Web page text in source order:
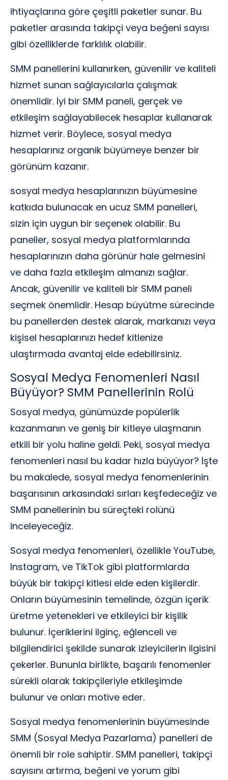
ihtiyaçlarına göre çeşitli paketler sunar. Bu
paketler arasında takipçi veya beğeni sayısı
gibi özelliklerde farklılık olabilir.
SMM panellerini kullanırken, güvenilir ve kaliteli
hizmet sunan sağlayıcılarla çalışmak
önemlidir. İyi bir SMM paneli, gerçek ve
etkileşim sağlayabilecek hesaplar kullanarak
hizmet verir. Böylece, sosyal medya
hesaplarınız organik büyümeye benzer bir
görünüm kazanır.
sosyal medya hesaplarınızın büyümesine
katkıda bulunacak en ucuz SMM panelleri,
sizin için uygun bir seçenek olabilir. Bu
paneller, sosyal medya platformlarında
hesaplarınızın daha görünür hale gelmesini
ve daha fazla etkileşim almanızı sağlar.
Ancak, güvenilir ve kaliteli bir SMM paneli
seçmek önemlidir. Hesap büyütme sürecinde
bu panellerden destek alarak, markanızı veya
kişisel hesaplarınızı hedef kitlenize
ulaştırmada avantaj elde edebilirsiniz.
Sosyal Medya Fenomenleri Nasıl
Büyüyor? SMM Panellerinin Rolü
Sosyal medya, günümüzde popülerlik
kazanmanın ve geniş bir kitleye ulaşmanın
etkili bir yolu haline geldi. Peki, sosyal medya
fenomenleri nasıl bu kadar hızla büyüyor? İşte
bu makalede, sosyal medya fenomenlerinin
başarısının arkasındaki sırları keşfedeceğiz ve
SMM panellerinin bu süreçteki rolünü
inceleyeceğiz.
Sosyal medya fenomenleri, özellikle YouTube,
Instagram, ve TikTok gibi platformlarda
büyük bir takipçi kitlesi elde eden kişilerdir.
Onların büyümesinin temelinde, özgün içerik
üretme yetenekleri ve etkileyici bir kişilik
bulunur. İçeriklerini ilginç, eğlenceli ve
bilgilendirici şekilde sunarak izleyicilerin ilgisini
çekerler. Bununla birlikte, başarılı fenomenler
sürekli olarak takipçileriyle etkileşimde
bulunur ve onları motive eder.
Sosyal medya fenomenlerinin büyümesinde
SMM (Sosyal Medya Pazarlama) panelleri de
önemli bir role sahiptir. SMM panelleri, takipçi
sayısını artırma, beğeni ve yorum gibi